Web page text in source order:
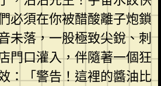
必須在你被醋酸離子炮鎖
未落，一股極致尖銳、刺
門口灌入，伴隨著一個狂
：「警告！這裡的醬油比